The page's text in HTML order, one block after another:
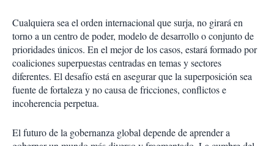
Cualquiera sea el orden internacional que surja, no girará en
torno a un centro de poder, modelo de desarrollo o conjunto de
prioridades únicos. En el mejor de los casos, estará formado por
coaliciones superpuestas centradas en temas y sectores
diferentes. El desafío está en asegurar que la superposición sea
fuente de fortaleza y no causa de fricciones, conflictos e
incoherencia perpetua.
El futuro de la gobernanza global depende de aprender a